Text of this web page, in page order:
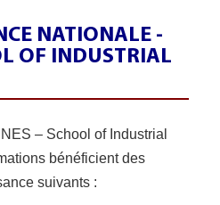
NATIONALE -
OF INDUSTRIAL
– School of Industrial
bénéficient des
suivants :